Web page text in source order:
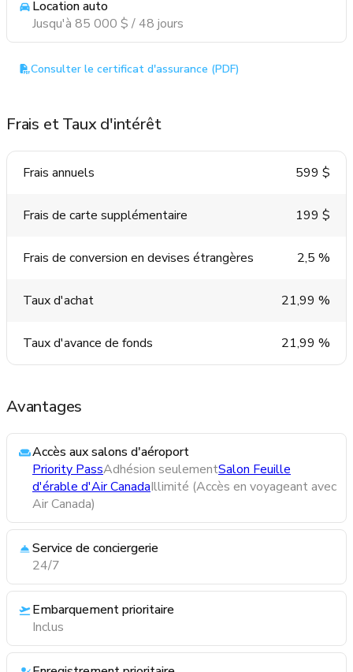
Location auto
Jusqu'à 85 000 $ / 48 jours
Consulter le certificat d'assurance (PDF)
Frais et Taux d'intérêt
Frais annuels 599 $
Frais de carte supplémentaire 199 $
Frais de conversion en devises étrangères 2,5 %
Taux d'achat 21,99 %
Taux d'avance de fonds 21,99 %
Avantages
Accès aux salons d'aéroport
Priority PassAdhésion seulementSalon Feuille
d'érable d'Air CanadaIllimité (Accès en voyageant avec
Air Canada)
Service de conciergerie
24/7
Embarquement prioritaire
Inclus